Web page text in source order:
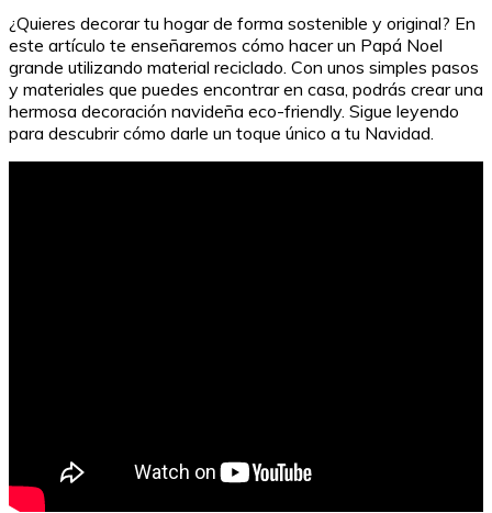
¿Quieres decorar tu hogar de forma sostenible y original? En
este artículo te enseñaremos cómo hacer un Papá Noel
grande utilizando material reciclado. Con unos simples pasos
y materiales que puedes encontrar en casa, podrás crear una
hermosa decoración navideña eco-friendly. Sigue leyendo
para descubrir cómo darle un toque único a tu Navidad.